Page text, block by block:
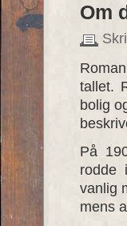
Om
tallet.
bolig
På
rodde
vanlig
mens